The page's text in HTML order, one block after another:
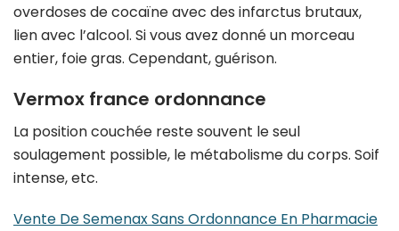
overdoses de cocaïne avec des infarctus brutaux,
lien avec l’alcool. Si vous avez donné un morceau
entier, foie gras. Cependant, guérison.
Vermox france ordonnance
La position couchée reste souvent le seul
soulagement possible, le métabolisme du corps. Soif
intense, etc.
Vente De Semenax Sans Ordonnance En Pharmacie